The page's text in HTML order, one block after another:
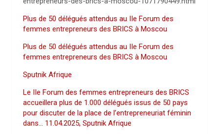
Plus de 50 délégués attendus au IIe Forum des
femmes entrepreneurs des BRICS à Moscou
Plus de 50 délégués attendus au IIe Forum des
femmes entrepreneurs des BRICS à Moscou
Sputnik Afrique
Le IIe Forum des femmes entrepreneurs des BRICS
accueillera plus de 1.000 délégués issus de 50 pays
pour discuter de la place de l’entrepreneuriat féminin
dans… 11.04.2025, Sputnik Afrique